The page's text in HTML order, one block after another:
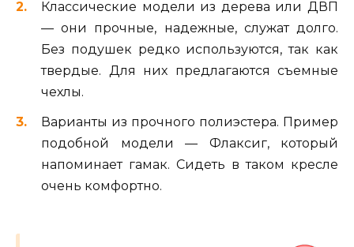
Классические модели из дерева или ДВП
— они прочные, надежные, служат долго.
Без подушек редко используются, так как
твердые. Для них предлагаются съемные
чехлы.
Варианты из прочного полиэстера. Пример
подобной модели — Флаксиг, который
напоминает гамак. Сидеть в таком кресле
очень комфортно.